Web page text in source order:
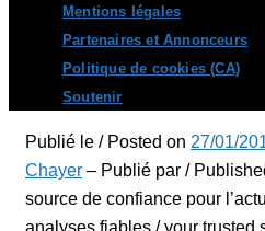
Mentions légales
Partenaires et Annonceurs
Politique de cookies (CA)
Soutenir
Publié le / Posted on 27/01/
Chayer – Publié par /
source de confiance pour
analyses fiables / your trusted